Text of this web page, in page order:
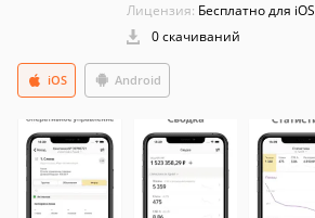
Лицензия: Бесплатно для iOS
0 скачиваний
Android
iOS